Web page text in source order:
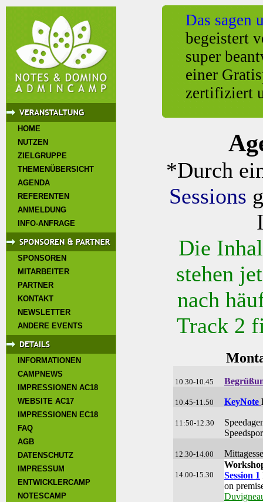
HOME
NUTZEN
ZIELGRUPPE
THEMENÜBERSICHT
AGENDA
REFERENTEN
ANMELDUNG
INFO-ANFRAGE
SPONSOREN
MITARBEITER
PARTNER
KONTAKT
NEWSLETTER
ANDERE EVENTS
INFORMATIONEN
CAMPNEWS
IMPRESSIONEN AC18
WEBSITE AC17
IMPRESSIONEN EC18
FAQ
AGB
DATENSCHUTZ
IMPRESSUM
ENTWICKLERCAMP
NOTESCAMP
Das sagen
begeistert
super
einer
zertifiziert
*Durch
Sessions
Die
stehen
nach
Track 2
10.30-10.45
10.45-11.50 KeyNote
11:50-12.30
12.30-14.00
14.00-15.30
Session 1
on